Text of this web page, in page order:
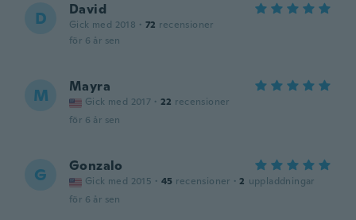
D David
Gick med 2018 · 72 recensioner
för 6 år sen
M Mayra
Gick med 2017 · 22 recensioner
för 6 år sen
G Gonzalo
Gick med 2015 · 45 recensioner · 2 uppladdningar
för 6 år sen